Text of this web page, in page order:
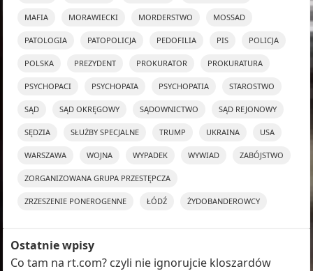
MAFIA MORAWIECKI MORDERSTWO MOSSAD
PATOLOGIA PATOPOLICJA PEDOFILIA PIS POLICJA
POLSKA PREZYDENT PROKURATOR PROKURATURA
PSYCHOPACI PSYCHOPATA PSYCHOPATIA STAROSTWO
SĄD SĄD OKRĘGOWY SĄDOWNICTWO SĄD REJONOWY
SĘDZIA SŁUŻBY SPECJALNE TRUMP UKRAINA USA
WARSZAWA WOJNA WYPADEK WYWIAD ZABÓJSTWO
ZORGANIZOWANA GRUPA PRZESTĘPCZA
ZRZESZENIE PONEROGENNE ŁÓDŹ ŻYDOBANDEROWCY
Ostatnie wpisy
Co tam na rt.com? czyli nie ignorujcie kloszardów